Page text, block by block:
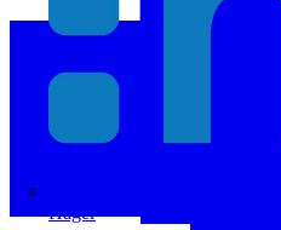
Hager